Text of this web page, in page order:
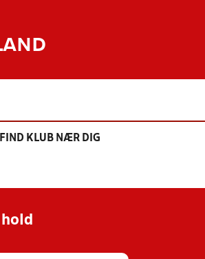
FIND KLUB NÆR DIG